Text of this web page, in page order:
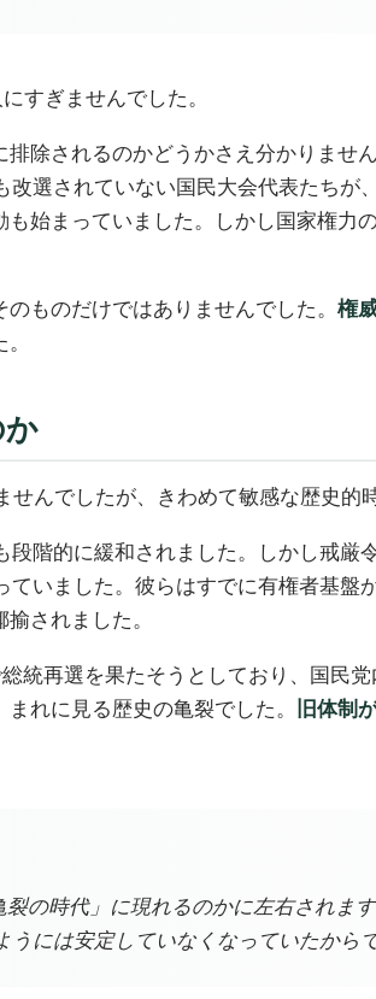
すぎませんでした。
除されるのかどうかさえ分かりませ
選されていない国民大会代表たち
始まっていました。しかし国家権力
ものだけではありませんでした。 権
んでしたが、きわめて敏感な歴史的
階的に緩和されました。しかし戒
いました。彼らはすでに有権者基
されました。
統再選を果たそうとしており、国民
れに見る歴史の亀裂でした。
旧体制
の時代」に現れるのかに左右されま
には安定していなくなっていたから